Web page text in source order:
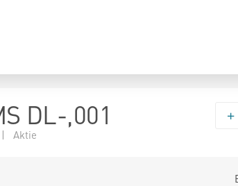
DL-,001
| Aktie